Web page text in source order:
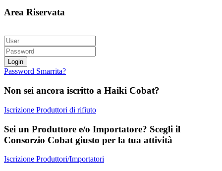
Area Riservata
Login
Password Smarrita?
Non sei ancora iscritto a Haiki Cobat?
Iscrizione Produttori di rifiuto
Sei un Produttore e/o Importatore? Scegli il
Consorzio Cobat giusto per la tua attività
Iscrizione Produttori/Importatori